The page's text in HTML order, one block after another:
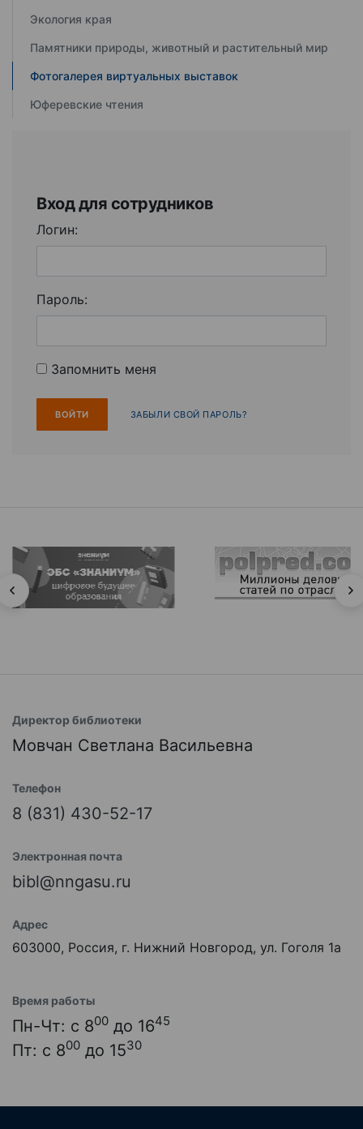
Экология края
Памятники природы, животный и растительный мир
Фотогалерея виртуальных выставок
Юферевские чтения
Вход для сотрудников
Логин:
Пароль:
Запомнить меня
ЗАБЫЛИ СВОЙ ПАРОЛЬ?
Директор библиотеки
Мовчан Светлана Васильевна
Телефон
8 (831) 430-52-17
Электронная почта
bibl@nngasu.ru
Адрес
603000, Россия, г. Нижний Новгород, ул. Гоголя 1а
Время работы
Пн-Чт: с 800 до 1645
Пт: с 800 до 1530